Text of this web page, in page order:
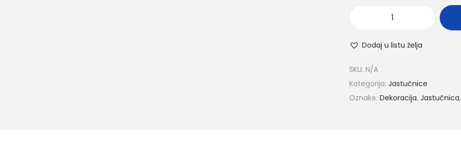
Dodaj u listu želja
SKU: N/A
Kategorija: Jastučnice
Oznake: Dekoracija, Jastučnica,